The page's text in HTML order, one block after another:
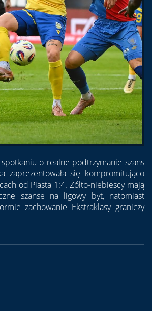
o realne podtrzymanie szans
zaprezentowała się kompromitująco
od Piasta 1:4. Żółto-niebiescy mają
szanse na ligowy byt, natomiast
zachowanie Ekstraklasy graniczy